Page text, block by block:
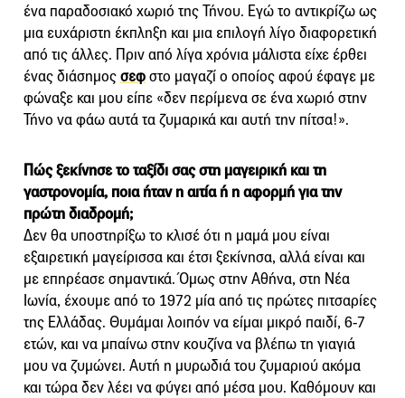
ένα παραδοσιακό χωριό της Τήνου. Εγώ το αντικρίζω ως
μια ευχάριστη έκπληξη και μια επιλογή λίγο διαφορετική
από τις άλλες. Πριν από λίγα χρόνια μάλιστα είχε έρθει
ένας διάσημοςσεφστο μαγαζί ο οποίος αφού έφαγε με
φώναξε και μου είπε «δεν περίμενα σε ένα χωριό στην
Τήνο να φάω αυτά τα ζυμαρικά και αυτή την πίτσα!».
Πώς ξεκίνησε το ταξίδι σας στη μαγειρική και τη
γαστρονομία, ποια ήταν η αιτία ή η αφορμή για την
πρώτη διαδρομή;
Δεν θα υποστηρίξω το κλισέ ότι η μαμά μου είναι
εξαιρετική μαγείρισσα και έτσι ξεκίνησα, αλλά είναι και
με επηρέασε σημαντικά. Όμως στην Αθήνα, στη Νέα
Ιωνία, έχουμε από το 1972 μία από τις πρώτες πιτσαρίες
της Ελλάδας. Θυμάμαι λοιπόν να είμαι μικρό παιδί, 6-7
ετών, και να μπαίνω στην κουζίνα να βλέπω τη γιαγιά
μου να ζυμώνει. Αυτή η μυρωδιά του ζυμαριού ακόμα
και τώρα δεν λέει να φύγει από μέσα μου. Καθόμουν και